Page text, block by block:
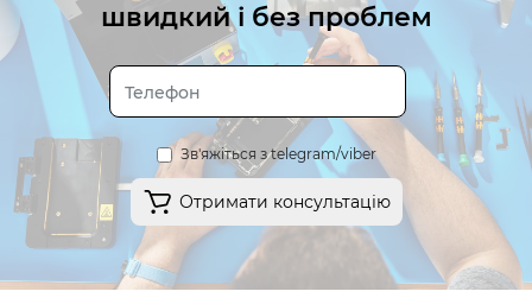
швидкий і без проблем
Зв'яжіться з telegram/viber
Отримати консультацію